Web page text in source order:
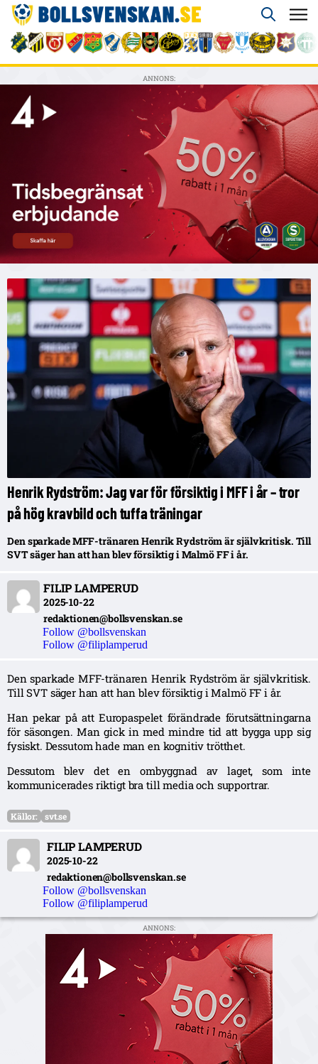
ANNONS:
Henrik Rydström: Jag var för försiktig i MFF i år – tror
på hög kravbild och tuffa träningar
Den sparkade MFF-tränaren Henrik Rydström är självkritisk. Till
SVT säger han att han blev försiktig i Malmö FF i år.
FILIP LAMPERUD
2025-10-22
redaktionen@bollsvenskan.se
Follow @bollsvenskan
Follow @filiplamperud
Den sparkade MFF-tränaren Henrik Rydström är självkritisk.
Till SVT säger han att han blev försiktig i Malmö FF i år.
Han pekar på att Europaspelet förändrade förutsättningarna
för säsongen. Man gick in med mindre tid att bygga upp sig
fysiskt. Dessutom hade man en kognitiv trötthet.
Dessutom blev det en ombyggnad av laget, som inte
kommunicerades riktigt bra till media och supportrar.
Källor: svt.se
FILIP LAMPERUD
2025-10-22
redaktionen@bollsvenskan.se
Follow @bollsvenskan
Follow @filiplamperud
ANNONS: